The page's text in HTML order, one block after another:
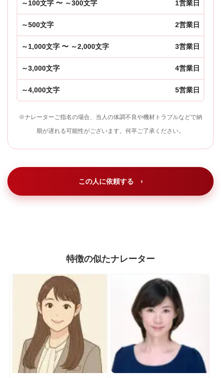
～100文字 〜 ～300文字 1営業日
～500文字 2営業日
～1,000文字 〜 ～2,000文字 3営業日
～3,000文字 4営業日
～4,000文字 5営業日
※ナレーターご指名の場合、当人の体調不良や機材トラブルなどで納
期が遅れる可能性がございます。何卒ご了承ください。
この人に依頼する ›
特徴の似たナレーター